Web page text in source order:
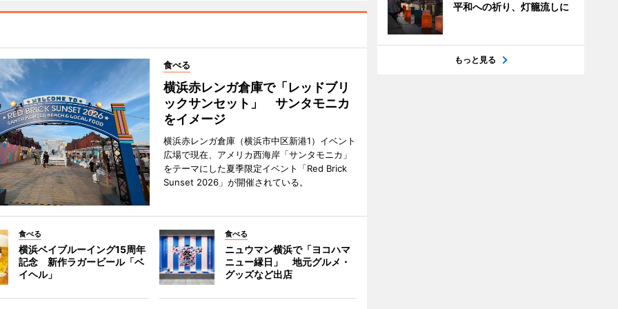
食べる
横浜赤レンガ倉庫で「レッドブリ
ックサンセット」 サンタモニカ
をイメージ
横浜赤レンガ倉庫（横浜市中区新港1）イベント
広場で現在、アメリカ西海岸「サンタモニカ」
をテーマにした夏季限定イベント「Red Brick
Sunset 2026」が開催されている。
食べる
横浜ベイブルーイング15周年
記念 新作ラガービール「ベ
イヘル」
食べる
ニュウマン横浜で「ヨコハマ
ニュー縁日」 地元グルメ・
グッズなど出店
平和への祈り、灯籠流しに
もっと見る